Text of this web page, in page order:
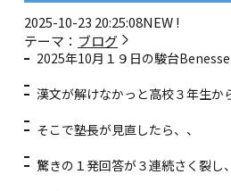
2025-10-23 20:25:08NEW !
テーマ： ブログ
2025年10月１９日の駿台
漢文が解けなかっと高校３年生か
そこで塾長が見直したら、、
驚きの１発回答が３連続さく裂し、